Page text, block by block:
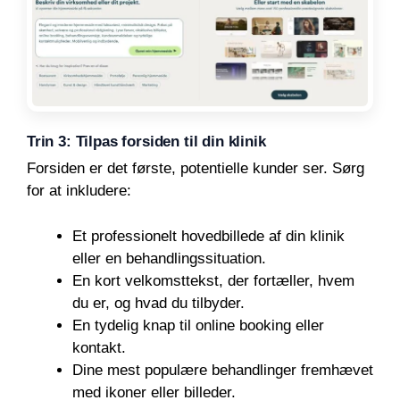
Trin 3: Tilpas forsiden til din klinik
Forsiden er det første, potentielle kunder ser. Sørg
for at inkludere:
Et professionelt hovedbillede af din klinik
eller en behandlingssituation.
En kort velkomsttekst, der fortæller, hvem
du er, og hvad du tilbyder.
En tydelig knap til online booking eller
kontakt.
Dine mest populære behandlinger fremhævet
med ikoner eller billeder.